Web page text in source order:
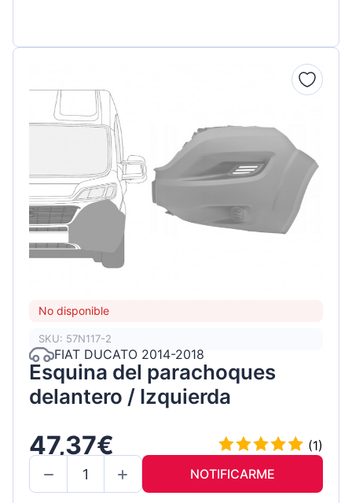
No disponible
SKU: 57N117-2
FIAT DUCATO 2014-2018
Esquina del parachoques
delantero / Izquierda
47,37€
(1)
NOTIFICARME